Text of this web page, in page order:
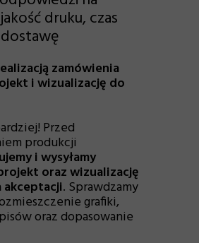
druku, czas
zamówienia
i wizualizację do
Przed
produkcji
i wysyłamy
oraz wizualizację
akceptacji. Sprawdzamy
grafiki,
oraz dopasowanie